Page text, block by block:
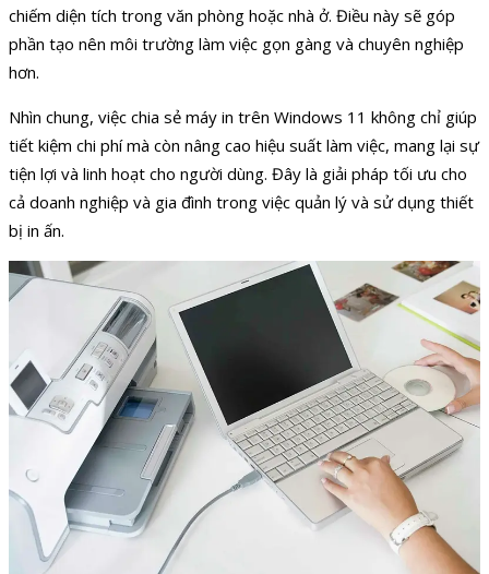
chiếm diện tích trong văn phòng hoặc nhà ở. Điều này sẽ góp
phần tạo nên môi trường làm việc gọn gàng và chuyên nghiệp
hơn.
Nhìn chung, việc chia sẻ máy in trên Windows 11 không chỉ giúp
tiết kiệm chi phí mà còn nâng cao hiệu suất làm việc, mang lại sự
tiện lợi và linh hoạt cho người dùng. Đây là giải pháp tối ưu cho
cả doanh nghiệp và gia đình trong việc quản lý và sử dụng thiết
bị in ấn.